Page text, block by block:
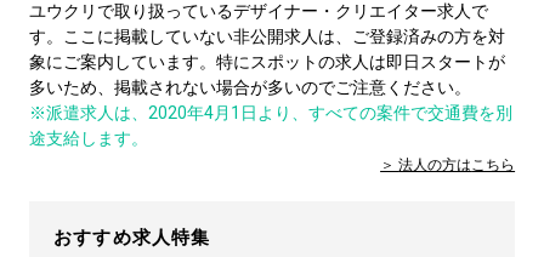
ユウクリで取り扱っているデザイナー・クリエイター求人で
す。ここに掲載していない非公開求人は、ご登録済みの方を対
象にご案内しています。特にスポットの求人は即日スタートが
多いため、掲載されない場合が多いのでご注意ください。
※派遣求人は、2020年4月1日より、すべての案件で交通費を別
途支給します。
法人の方はこちら
おすすめ求人特集